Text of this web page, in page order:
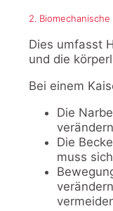
2. Biomechanische
Dies umfasst
und die
Bei einem
Die
verändern
Die
muss